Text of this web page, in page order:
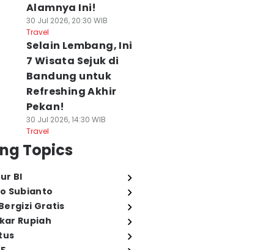
Alamnya Ini!
30 Jul 2026, 20:30 WIB
Travel
Selain Lembang, Ini
7 Wisata Sejuk di
Bandung untuk
Refreshing Akhir
Pekan!
30 Jul 2026, 14:30 WIB
Travel
Topics
BI
Subianto
Gratis
Rupiah